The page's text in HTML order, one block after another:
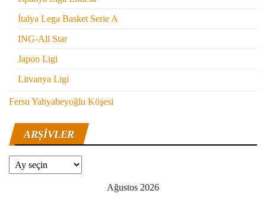
İtalya Lega Basket Serie A
ING-All Star
Japon Ligi
Litvanya Ligi
Fersu Yahyabeyoğlu Köşesi
ARŞIVLER
Arşivler
Ağustos 2026